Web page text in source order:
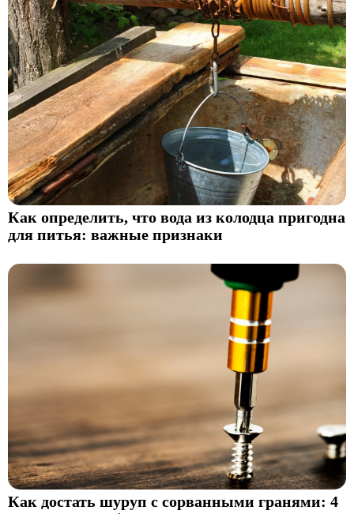
Как определить, что вода из колодца пригодна
для питья: важные признаки
Как достать шуруп с сорванными гранями: 4